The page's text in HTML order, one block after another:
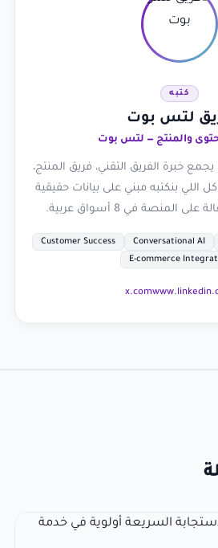
كتبه
لتس بوت
والمنتج — لتس بوت
خبرة الفريق التقني، فريق المنتج،
اللي بنكتبه مبني على بيانات حقيقية
Conversational AI
Customer Success
E-commerce
x.com